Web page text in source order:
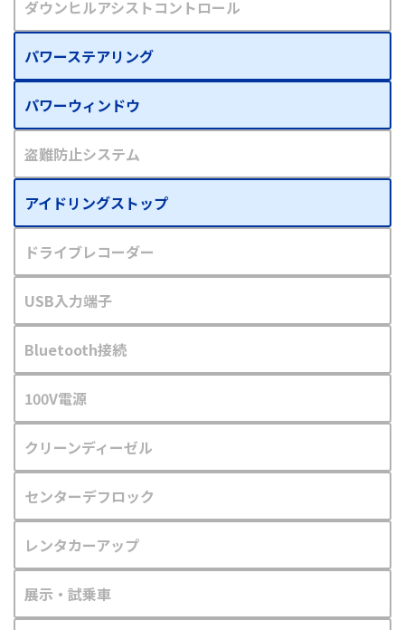
ダウンヒルアシストコントロール
パワーステアリング
パワーウィンドウ
盗難防止システム
アイドリングストップ
ドライブレコーダー
USB入力端子
Bluetooth接続
100V電源
クリーンディーゼル
センターデフロック
レンタカーアップ
展示・試乗車